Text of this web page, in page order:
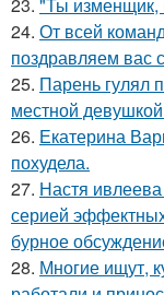
24. От всей
поздравляем вас
25. Парень гулял
местной
26. Екатерина
похудела.
27. Настя
серией
бурное
28. Многие ищут,